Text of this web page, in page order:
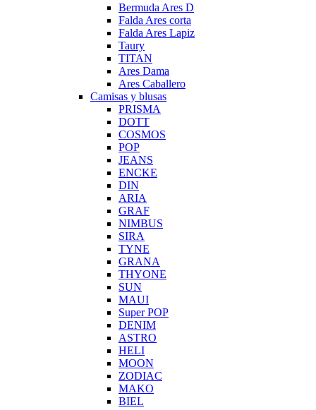
Bermuda Ares D
Falda Ares corta
Falda Ares Lapiz
Taury
TITAN
Ares Dama
Ares Caballero
Camisas y blusas
PRISMA
DOTT
COSMOS
POP
JEANS
ENCKE
DIN
ARIA
GRAF
NIMBUS
SIRA
TYNE
GRANA
THYONE
SUN
MAUI
Super POP
DENIM
ASTRO
HELI
MOON
ZODIAC
MAKO
BIEL